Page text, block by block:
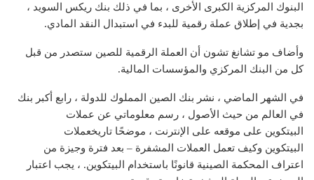
البنوك المركزية الكبرى الأخرى ، بما في ذلك بنك ريكس السويد ،
بجدية في إطلاق عملة رقمية للبدء في استبدال النقد المادي.
وأضاف مو تشانغ تشون أن العملة الرقمية للصين ستصدر من قبل
كل من البنك المركزي والمؤسسات المالية.
في الشهر الماضي ، نشر بنك الصين المملوك للدولة ، رابع أكبر بنك
في العالم من حيث الأصول ، رسم معلوماتي عن عملات
البيتكوين على موقعه على الإنترنت ، موضحًا تاريخعملات
البيتكوين وكيف تعمل العملات المشفرة – بعد فترة وجيزة من
اعتراف المحكمة الصينية قانونًا باستخدام البيتكوين. ، يجب اعتبار